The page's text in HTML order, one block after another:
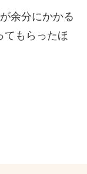
余分にかかる
てもらったほ